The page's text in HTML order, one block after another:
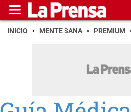
INICIO MENTE SANA PREMIUM